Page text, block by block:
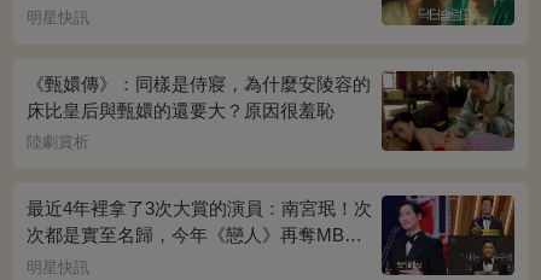
共鳴、安慰~
明星快訊
《甄嬛傳》：同樣是侍寢，為什麼安陵容的
床比皇后與甄嬛的還要大？原因很羞恥
陸劇賞析
最近4年裡拿了3次大賞的演員：南宮珉！次
次都是實至名歸，今年《戀人》再奪MBC
演技大賞
明星快訊